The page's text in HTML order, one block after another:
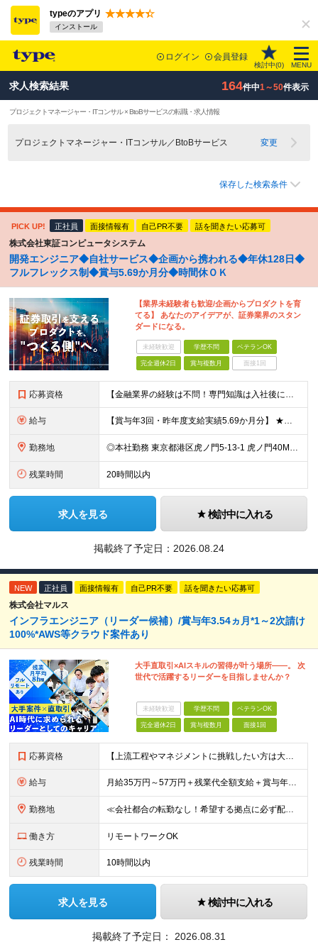
typeのアプリ
インストール
ログイン 会員登録
検討中(0) MENU
求人検索結果 164件中1～50件表示
プロジェクトマネージャー・ITコンサル × BtoBサービスの転職・求人情報
プロジェクトマネージャー・ITコンサル／BtoBサービス 変更
保存した検索条件
PICK UP! 正社員 面接情報有 自己PR不要 話を聞きたい応募可
株式会社東証コンピュータシステム
開発エンジニア◆自社サービス◆企画から携われる◆年休128日◆
フルフレックス制◆賞与5.69か月分◆時間休ＯＫ
【業界未経験者も歓迎/企画からプロダクトを育
てる】 あなたのアイデアが、証券業界のスタン
ダードになる。
未経験歓迎 学歴不問 ベテランOK
完全週休2日 賞与複数月 面接1回
応募資格 【金融業界の経験は不問！専門知識は入社後に学べます】 ◎学歴不問 ◎システム開発の実務経験をお持ちの方 └3年以上・Java、C#いずれかの使用経験をお持ちの方を想定しております 【以下のような方は
給与 【賞与年3回・昨年度支給実績5.69か月分】 ★想定年収500万円～ ★前職給与考慮あり 月給27万円～59万円 +残業代全額支給(1分単位、監督職以下) +人事評価による賞与年2回（4月/10月）
勤務地 ◎本社勤務 東京都港区虎ノ門5-13-1 虎ノ門40MTビル 8F ※原則として、転居を伴う転勤はありません ※(変更の範囲)上記を除く当社関連勤務地
残業時間 20時間以内
求人を見る 検討中に入れる
掲載終了予定日： 2026.08.24
NEW 正社員 面接情報有 自己PR不要 話を聞きたい応募可
株式会社マルス
インフラエンジニア（リーダー候補）/賞与年3.54ヵ月*1～2次請け
100%*AWS等クラウド案件あり
大手直取引×AIスキルの習得が叶う場所――。 次
世代で活躍するリーダーを目指しませんか？
未経験歓迎 学歴不問 ベテランOK
完全週休2日 賞与複数月 面接1回
応募資格 【上流工程やマネジメントに挑戦したい方は大歓迎です！】 ★インフラエンジニアとしての実務経験をお持ちの方 ★上記に加え、下記いずれかに該当する方 ・チームのリーダー／サブリーダーの経験をお持ちの方 ・
給与 月給35万円～57万円＋残業代全額支給＋賞与年3.45ヵ月(リーダー経験者) 月給32万円～43万円＋残業代全額支給＋賞与年3.45ヵ月(実務経験者) 入社時想定年収： 490万円～798万円(リー
勤務地 ≪会社都合の転勤なし！希望する拠点に必ず配属します。新潟Uターン・Iターン大歓迎！≫ 首都圏(東京、神奈川、千葉、埼玉)または新潟市、長岡市周辺のお客様先または各拠点での勤務となります。 ■東京支社
働き方 リモートワークOK
残業時間 10時間以内
求人を見る 検討中に入れる
掲載終了予定日： 2026.08.31